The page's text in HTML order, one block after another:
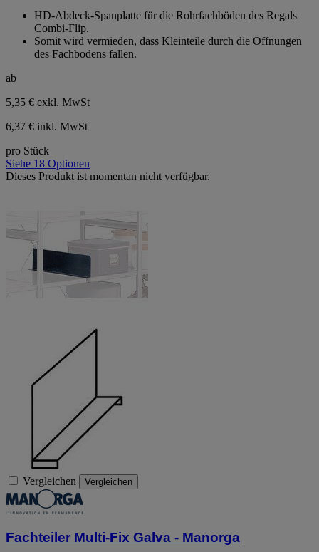
Sternen.
HD-Abdeck-Spanplatte für die Rohrfachböden des Regals
Combi-Flip.
Somit wird vermieden, dass Kleinteile durch die Öffnungen
des Fachbodens fallen.
ab
5,35 € exkl. MwSt
6,37 € inkl. MwSt
pro Stück
Siehe 18 Optionen
Dieses Produkt ist momentan nicht verfügbar.
Vergleichen Vergleichen
Fachteiler Multi-Fix Galva - Manorga